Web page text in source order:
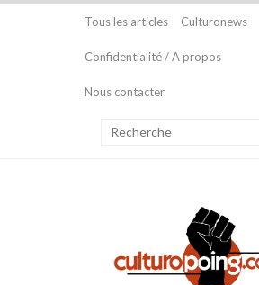
Tous les articles Culturonews
Confidentialité / A propos
Nous contacter